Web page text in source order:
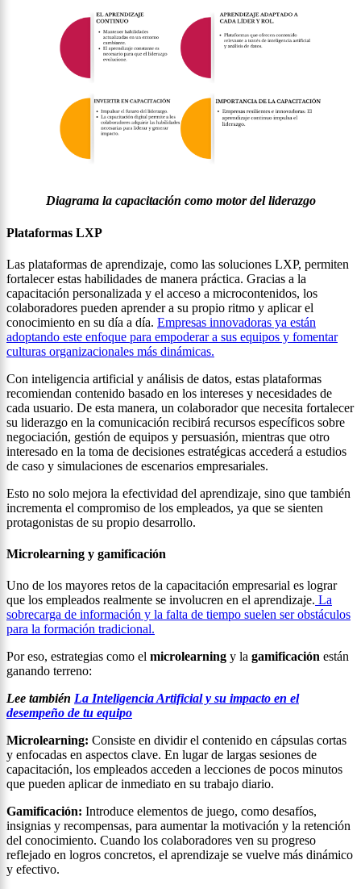
Diagrama la capacitación como motor del liderazgo
Plataformas LXP
Las plataformas de aprendizaje, como las soluciones LXP, permiten
fortalecer estas habilidades de manera práctica. Gracias a la
capacitación personalizada y el acceso a microcontenidos, los
colaboradores pueden aprender a su propio ritmo y aplicar el
conocimiento en su día a día. Empresas innovadoras ya están
adoptando este enfoque para empoderar a sus equipos y fomentar
culturas organizacionales más dinámicas.
Con inteligencia artificial y análisis de datos, estas plataformas
recomiendan contenido basado en los intereses y necesidades de
cada usuario. De esta manera, un colaborador que necesita fortalecer
su liderazgo en la comunicación recibirá recursos específicos sobre
negociación, gestión de equipos y persuasión, mientras que otro
interesado en la toma de decisiones estratégicas accederá a estudios
de caso y simulaciones de escenarios empresariales.
Esto no solo mejora la efectividad del aprendizaje, sino que también
incrementa el compromiso de los empleados, ya que se sienten
protagonistas de su propio desarrollo.
Microlearning y gamificación
Uno de los mayores retos de la capacitación empresarial es lograr
que los empleados realmente se involucren en el aprendizaje. La
sobrecarga de información y la falta de tiempo suelen ser obstáculos
para la formación tradicional.
Por eso, estrategias como el microlearning y la gamificación están
ganando terreno:
Lee también La Inteligencia Artificial y su impacto en el
desempeño de tu equipo
Microlearning: Consiste en dividir el contenido en cápsulas cortas
y enfocadas en aspectos clave. En lugar de largas sesiones de
capacitación, los empleados acceden a lecciones de pocos minutos
que pueden aplicar de inmediato en su trabajo diario.
Gamificación: Introduce elementos de juego, como desafíos,
insignias y recompensas, para aumentar la motivación y la retención
del conocimiento. Cuando los colaboradores ven su progreso
reflejado en logros concretos, el aprendizaje se vuelve más dinámico
y efectivo.